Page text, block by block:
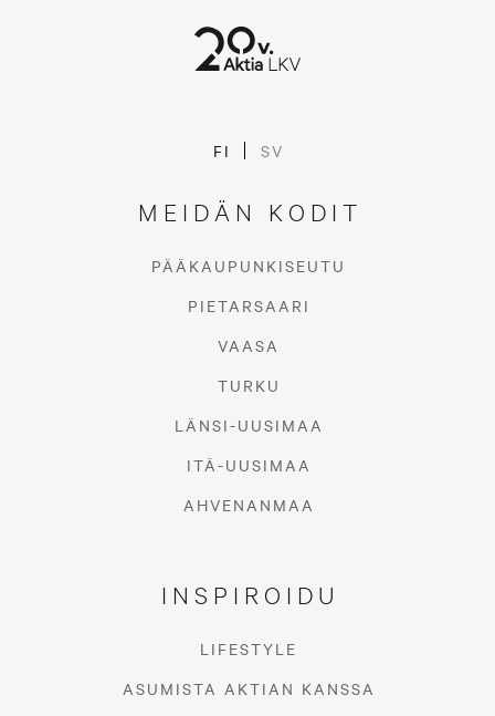
FI SV
MEIDÄN KODIT
PÄÄKAUPUNKISEUTU
PIETARSAARI
VAASA
TURKU
LÄNSI-UUSIMAA
ITÄ-UUSIMAA
AHVENANMAA
INSPIROIDU
LIFESTYLE
ASUMISTA AKTIAN KANSSA